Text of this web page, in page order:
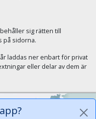
sig rätten till
på sidorna.
laddas ner enbart för privat
eller delar av dem är